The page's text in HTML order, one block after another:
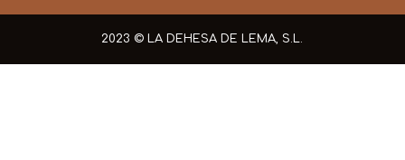
2023 © LA DEHESA DE LEMA, S.L.